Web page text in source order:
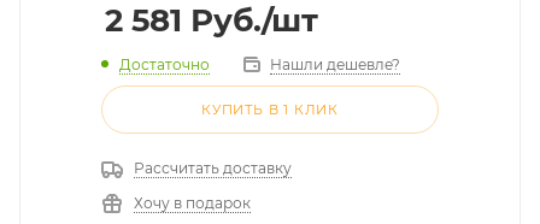
2 581 Руб./шт
Достаточно Нашли дешевле?
КУПИТЬ В 1 КЛИК
Рассчитать доставку
Хочу в подарок